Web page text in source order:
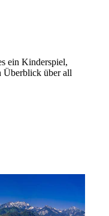
ein Kinderspiel,
Überblick über all